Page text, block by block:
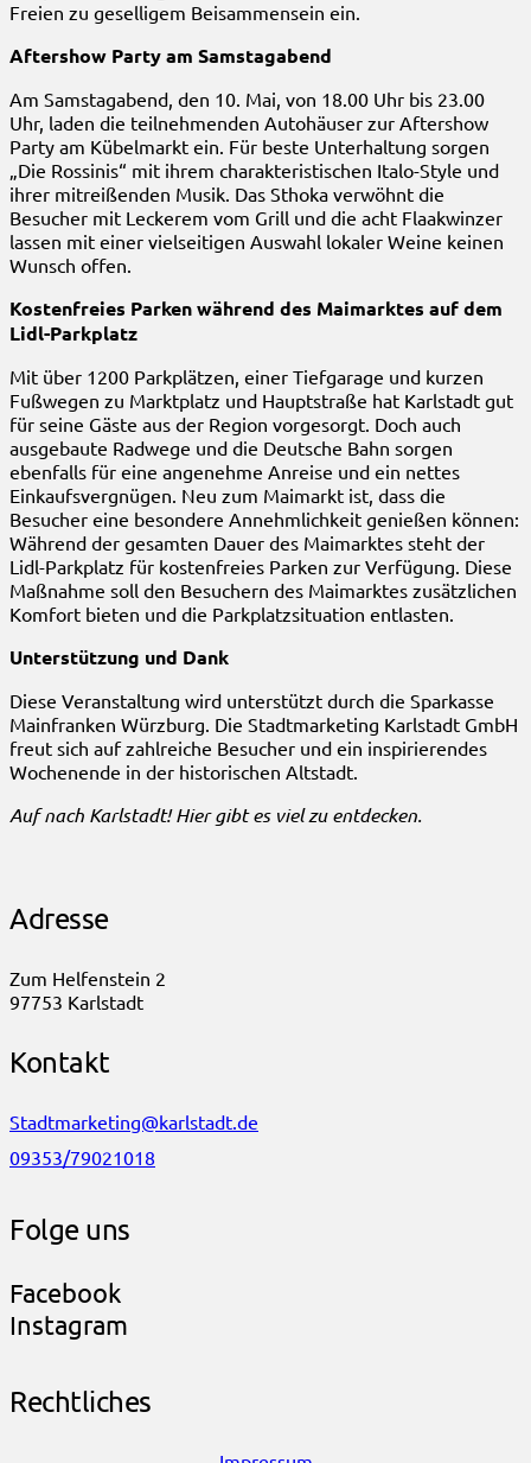
Freien zu geselligem Beisammensein ein.
Aftershow Party am Samstagabend
Am Samstagabend, den 10. Mai, von 18.00 Uhr bis 23.00
Uhr, laden die teilnehmenden Autohäuser zur Aftershow
Party am Kübelmarkt ein. Für beste Unterhaltung sorgen
„Die Rossinis“ mit ihrem charakteristischen Italo-Style und
ihrer mitreißenden Musik. Das Sthoka verwöhnt die
Besucher mit Leckerem vom Grill und die acht Flaakwinzer
lassen mit einer vielseitigen Auswahl lokaler Weine keinen
Wunsch offen.
Kostenfreies Parken während des Maimarktes auf dem
Lidl-Parkplatz
Mit über 1200 Parkplätzen, einer Tiefgarage und kurzen
Fußwegen zu Marktplatz und Hauptstraße hat Karlstadt gut
für seine Gäste aus der Region vorgesorgt. Doch auch
ausgebaute Radwege und die Deutsche Bahn sorgen
ebenfalls für eine angenehme Anreise und ein nettes
Einkaufsvergnügen. Neu zum Maimarkt ist, dass die
Besucher eine besondere Annehmlichkeit genießen können:
Während der gesamten Dauer des Maimarktes steht der
Lidl-Parkplatz für kostenfreies Parken zur Verfügung. Diese
Maßnahme soll den Besuchern des Maimarktes zusätzlichen
Komfort bieten und die Parkplatzsituation entlasten.
Unterstützung und Dank
Diese Veranstaltung wird unterstützt durch die Sparkasse
Mainfranken Würzburg. Die Stadtmarketing Karlstadt GmbH
freut sich auf zahlreiche Besucher und ein inspirierendes
Wochenende in der historischen Altstadt.
Auf nach Karlstadt! Hier gibt es viel zu entdecken.
Adresse
Zum Helfenstein 2
97753 Karlstadt
Kontakt
Stadtmarketing@karlstadt.de
09353/79021018
Folge uns
Facebook
Instagram
Rechtliches